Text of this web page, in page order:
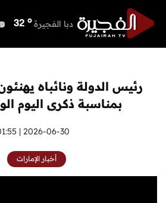
دبا الفجيرة 32 o
أم القيوين 37 o
راس الخيمة 37 o
الفجيرة 32 o
رئيس الدولة ونائباه
بمناسبة ذكرى اليوم
2026-06-30 | 01:55
أخبار الإمارات